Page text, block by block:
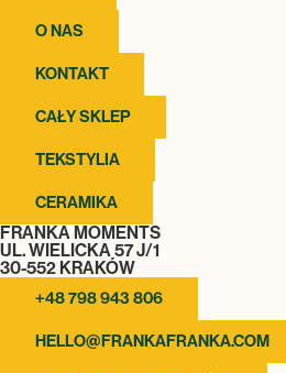
O NAS
KONTAKT
CAŁY SKLEP
TEKSTYLIA
CERAMIKA
FRANKA MOMENTS
UL. WIELICKA 57 J/1
30-552 KRAKÓW
+48 798 943 806
HELLO@FRANKAFRANKA.COM